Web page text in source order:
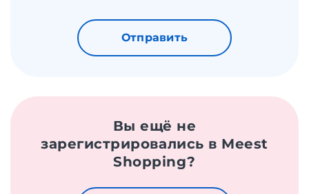
Отправить
Вы ещё не
зарегистрировались в Meest
Shopping?